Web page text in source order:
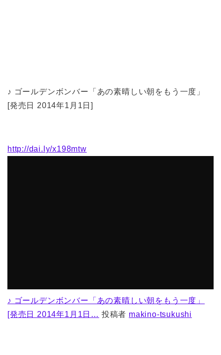
♪ ゴールデンボンバー「あの素晴しい朝をもう一度」
[発売日 2014年1月1日]
http://dai.ly/x198mtw
♪ ゴールデンボンバー「あの素晴しい朝をもう一度」
[発売日 2014年1月1日… 投稿者 makino-tsukushi